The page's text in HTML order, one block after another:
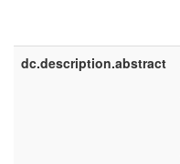
dc.description.abstract